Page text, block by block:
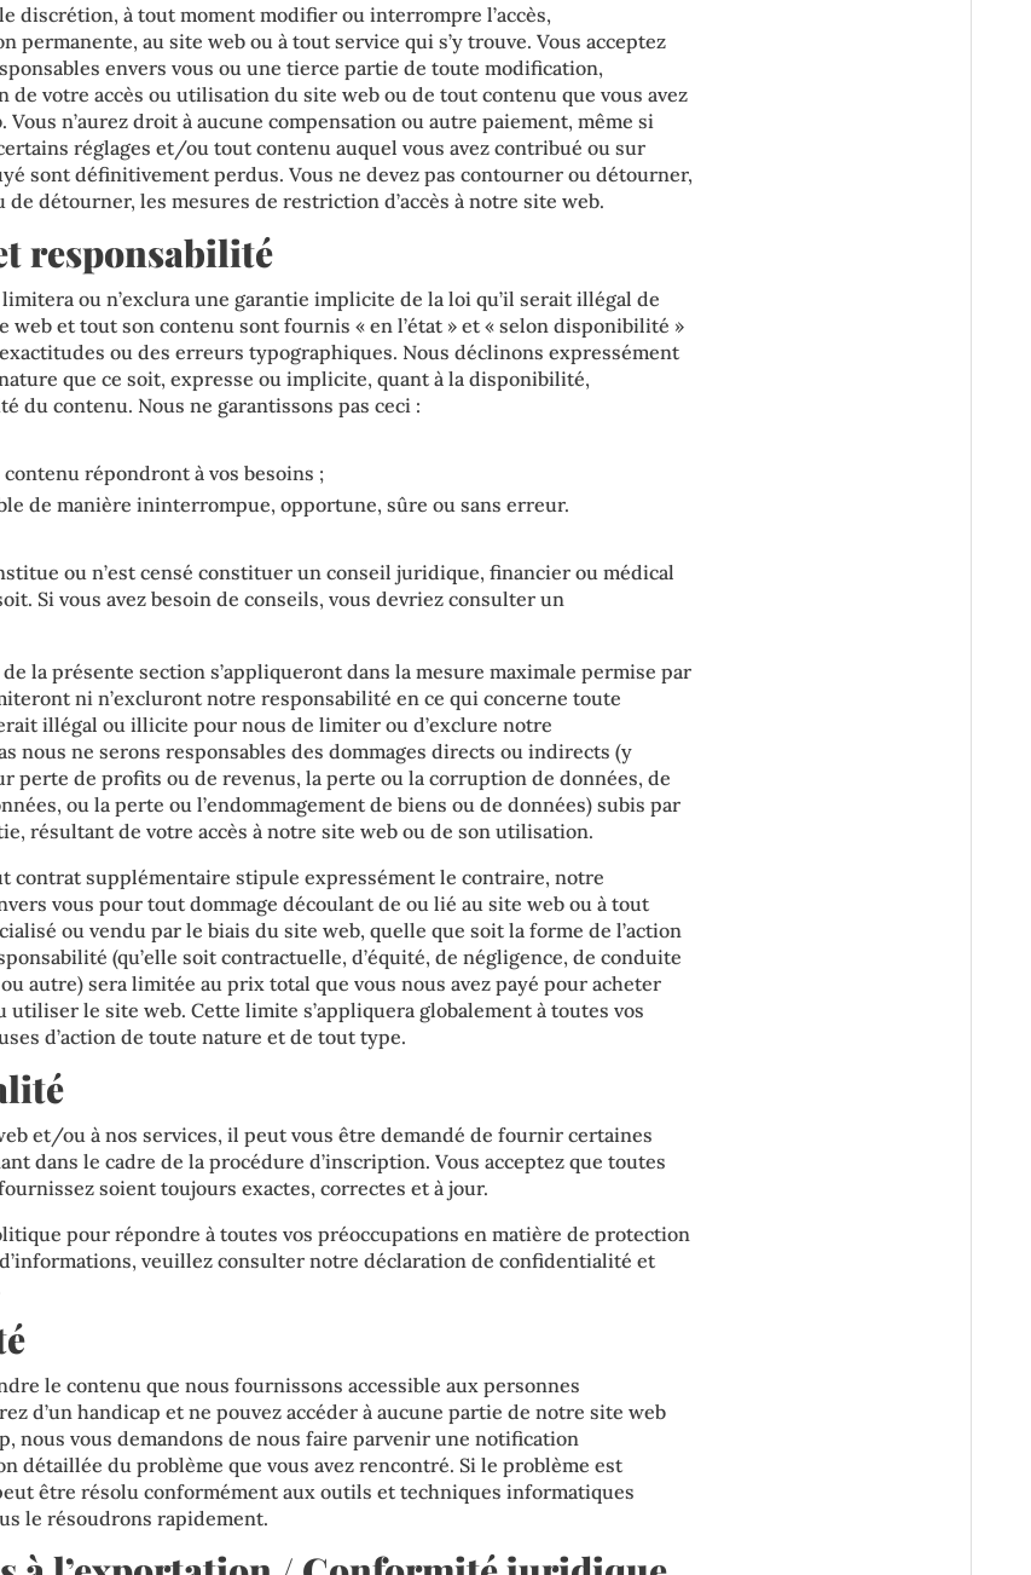
discrétion, à tout moment modifier ou interrompre l’accès,
permanente, au site web ou à tout service qui s’y trouve. Vous acceptez
envers vous ou une tierce partie de toute modification,
votre accès ou utilisation du site web ou de tout contenu que vous avez
n’aurez droit à aucune compensation ou autre paiement, même si
réglages et/ou tout contenu auquel vous avez contribué ou sur
sont définitivement perdus. Vous ne devez pas contourner ou détourner,
détourner, les mesures de restriction d’accès à notre site web.
responsabilité
ou n’exclura une garantie implicite de la loi qu’il serait illégal de
web et tout son contenu sont fournis « en l’état » et « selon disponibilité »
ou des erreurs typographiques. Nous déclinons expressément
que ce soit, expresse ou implicite, quant à la disponibilité,
du contenu. Nous ne garantissons pas ceci :
répondront à vos besoins ;
de manière ininterrompue, opportune, sûre ou sans erreur.
ou n’est censé constituer un conseil juridique, financier ou médical
Si vous avez besoin de conseils, vous devriez consulter un
la présente section s’appliqueront dans la mesure maximale permise par
ni n’excluront notre responsabilité en ce qui concerne toute
illégal ou illicite pour nous de limiter ou d’exclure notre
nous ne serons responsables des dommages directs ou indirects (y
perte de profits ou de revenus, la perte ou la corruption de données, de
ou la perte ou l’endommagement de biens ou de données) subis par
résultant de votre accès à notre site web ou de son utilisation.
contrat supplémentaire stipule expressément le contraire, notre
vous pour tout dommage découlant de ou lié au site web ou à tout
ou vendu par le biais du site web, quelle que soit la forme de l’action
(qu’elle soit contractuelle, d’équité, de négligence, de conduite
autre) sera limitée au prix total que vous nous avez payé pour acheter
utiliser le site web. Cette limite s’appliquera globalement à toutes vos
d’action de toute nature et de tout type.
et/ou à nos services, il peut vous être demandé de fournir certaines
dans le cadre de la procédure d’inscription. Vous acceptez que toutes
soient toujours exactes, correctes et à jour.
pour répondre à toutes vos préoccupations en matière de protection
veuillez consulter notre déclaration de confidentialité et
le contenu que nous fournissons accessible aux personnes
d’un handicap et ne pouvez accéder à aucune partie de notre site web
nous vous demandons de nous faire parvenir une notification
détaillée du problème que vous avez rencontré. Si le problème est
être résolu conformément aux outils et techniques informatiques
le résoudrons rapidement.